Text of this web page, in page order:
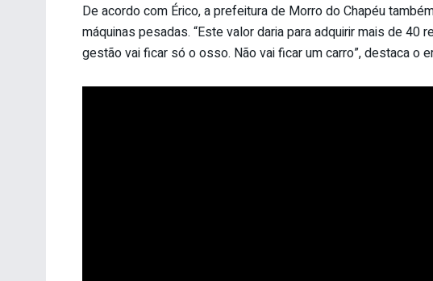
De acordo com Érico, a prefeitura de Morro do Chapéu
máquinas pesadas. “Este valor daria para adquirir mais de
gestão vai ficar só o osso. Não vai ficar um carro”, destaca o